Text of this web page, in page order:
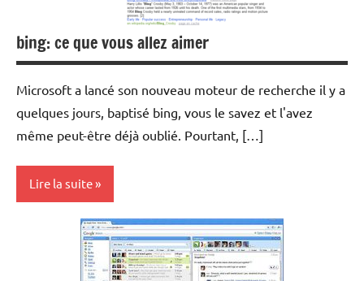
bing: ce que vous allez aimer
Microsoft a lancé son nouveau moteur de recherche il y a
quelques jours, baptisé bing, vous le savez et l'avez
même peut-être déjà oublié. Pourtant, […]
Lire la suite